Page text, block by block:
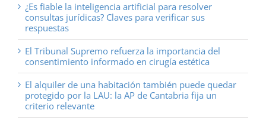
¿Es fiable la inteligencia artificial para resolver
consultas jurídicas? Claves para verificar sus
respuestas
El Tribunal Supremo refuerza la importancia del
consentimiento informado en cirugía estética
El alquiler de una habitación también puede quedar
protegido por la LAU: la AP de Cantabria fija un
criterio relevante